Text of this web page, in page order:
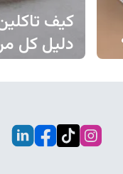
كيف
دليل كل